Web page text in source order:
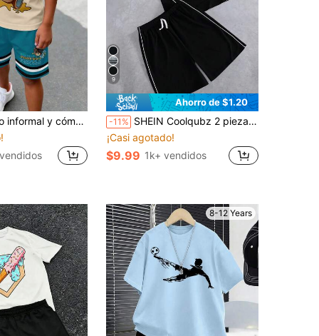
corta de cuello redondo minimalista y pantalones cortos para niño preadolescente
9
Ahorro de $1.20
-11% SHEIN Coolqubz 2 piezas Conjunto de camiseta de punto de cuello redondo con ribete acanalado y pantalones cortos de moda minimalista para niños, de tela cómoda y ajuste elegante, nueva llegada de primavera/verano, adecuado para múltiples temporadas y ocasiones, casual, deportivo, vacaciones
¡Casi agotado!
$9.99 1k+ vendidos
8-12 Years